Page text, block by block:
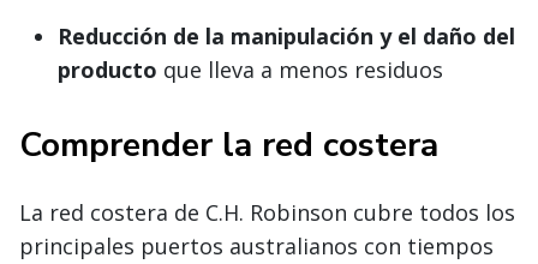
Reducción de la manipulación y el daño del
producto que lleva a menos residuos
Comprender la red costera
La red costera de C.H. Robinson cubre todos los
principales puertos australianos con tiempos